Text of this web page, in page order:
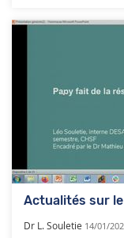
Actualités sur
Dr L. Souletie 14/01/